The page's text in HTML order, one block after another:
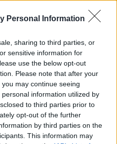
Personal Information
sharing to third parties, or
sensitive information for
use the below opt-out
Please note that after your
may continue seeing
information utilized by
to third parties prior to
opt-out of the further
by third parties on the
This information may
Laisvalaikis
Kūno kalbos testas:
pasirinkite gestą ir
sužinokite, kas trukdo
atsipalaiduoti(2)